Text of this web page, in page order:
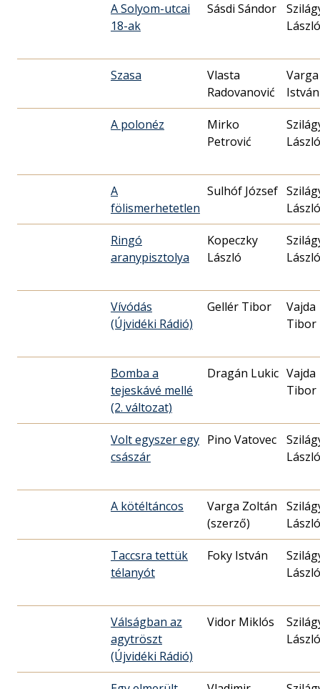
A Solyom-utcai
18-ak
Sásdi Sándor
László
Szasa
Vlasta
Radovanović
Varga
István
A polonéz
Mirko
Petrović
László
A
fölismerhetetlen
Sulhóf József
László
Ringó
aranypisztolya
Kopeczky
László
László
Vívódás
(Újvidéki Rádió)
Gellér Tibor
Vajda
Tibor
Bomba a
tejeskávé mellé
(2. változat)
Dragán Lukic Vajda
Tibor
Volt egyszer egy
császár
Pino Vatovec
László
A kötéltáncos
Varga Zoltán
(szerző)
László
Taccsra tettük
télanyót
Foky István
László
Válságban az
agytröszt
(Újvidéki Rádió)
Vidor Miklós
László